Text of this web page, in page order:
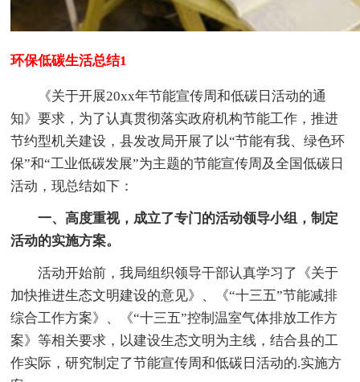
环保低碳生活总结1
《关于开展20xx年节能宣传周和低碳日活动的通
知》要求，为了认真贯彻落实政府机构节能工作，推进
节约型机关建设，县发改局开展了以“节能有我、绿色环
保”和“工业低碳发展”为主题的节能宣传周及全国低碳日
活动，现总结如下：
一、高度重视，成立了专门的活动领导小组，制定
活动的实施方案。
活动开始前，我局组织领导干部认真学习了《关于
加快推进生态文明建设的意见》、《“十三五”节能减排
综合工作方案》、《“十三五”控制温室气体排放工作方
案》等相关要求，以建设生态文明为主线，结合县的工
作实际，研究制定了节能宣传周和低碳日活动的.实施方